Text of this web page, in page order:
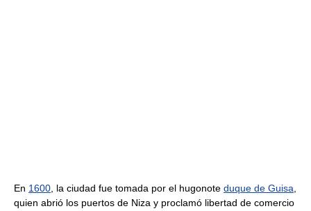
En 1600 , la ciudad fue tomada por el hugonote duque de Guisa
quien abrió los puertos de Niza y proclamó libertad de comercio